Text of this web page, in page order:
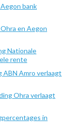
bank
en Aegon
Nationale
rente
ABN Amro verlaagt
Ohra verlaagt
in